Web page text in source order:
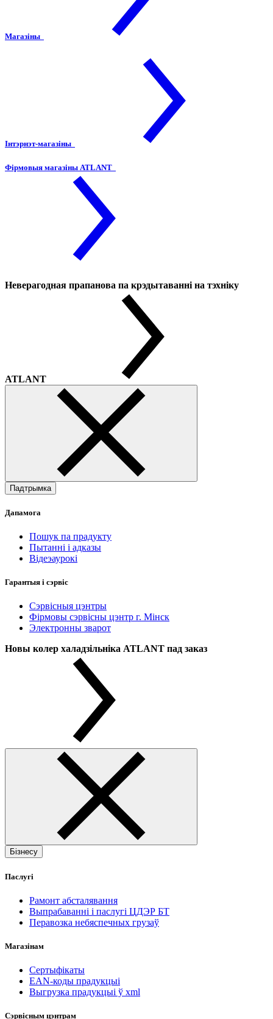
Магазіны
Інтэрнэт-магазіны
Фірмовыя магазіны ATLANT
Неверагодная прапанова па крэдытаванні на тэхніку
ATLANT
Падтрымка
Дапамога
Пошук па прадукту
Пытанні і адказы
Відеэаурокі
Гарантыя і сэрвіс
Сэрвісныя цэнтры
Фірмовы сэрвісны цэнтр г. Мінск
Электронны зварот
Новы колер халадзільніка ATLANT пад заказ
Бізнесу
Паслугі
Рамонт абсталявання
Выпрабаванні і паслугі ЦДЭР БТ
Перавозка небяспечных грузаў
Магазінам
Сертыфікаты
EAN-коды прадукцыі
Выгрузка прадукцыі ў xml
Сэрвісным цэнтрам